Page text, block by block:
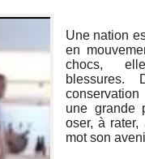
Une nation
en
chocs,
une grande
oser, à rater,
mot son